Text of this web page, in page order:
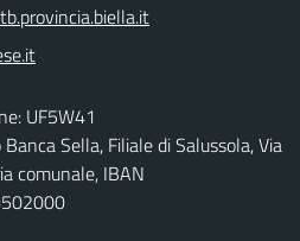
UF5W41
Sella, Filiale di Salussola, Via
comunale, IBAN